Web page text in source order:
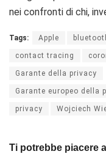
nei confronti di chi,
Tags: Apple
contact tracing
Garante della privacy
Garante europeo della
privacy Wojciech
Ti potrebbe piacere